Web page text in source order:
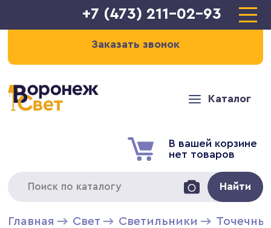
+7 (473) 211-02-93
Заказать звонок
Каталог
В вашей корзине
нет товаров
Найти
Главная Свет Светильники